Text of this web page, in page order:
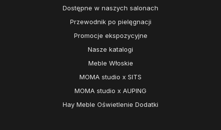
Dostępne w naszych salonach
Przewodnik po pielęgnacji
Promocje ekspozycyjne
Nasze katalogi
Meble Włoskie
MOMA studio x SITS
MOMA studio x AUPING
Hay Meble Oświetlenie Dodatki